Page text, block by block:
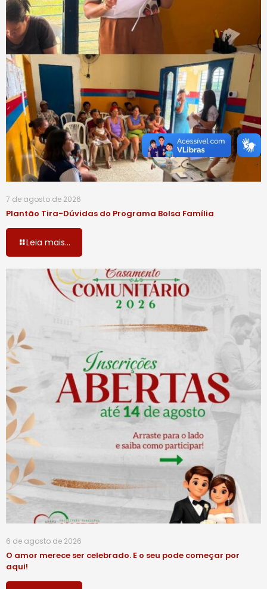
7 de agosto de 2026
Plantão Tira-Dúvidas do Programa Bolsa Família
Leia mais...
6 de agosto de 2026
O amor merece ser celebrado. E o seu pode começar por
aqui!